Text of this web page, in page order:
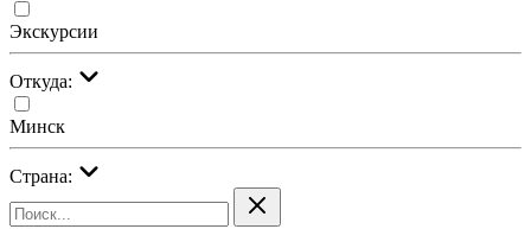
Экскурсии
Откуда:
Минск
Страна: